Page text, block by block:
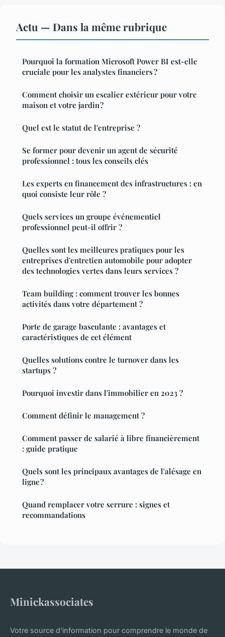
Actu — Dans la même rubrique
Pourquoi la formation Microsoft Power BI est-elle
cruciale pour les analystes financiers ?
Comment choisir un escalier extérieur pour votre
maison et votre jardin ?
Quel est le statut de l'entreprise ?
Se former pour devenir un agent de sécurité
professionnel : tous les conseils clés
Les experts en financement des infrastructures : en
quoi consiste leur rôle ?
Quels services un groupe événementiel
professionnel peut-il offrir ?
Quelles sont les meilleures pratiques pour les
entreprises d'entretien automobile pour adopter
des technologies vertes dans leurs services ?
Team building : comment trouver les bonnes
activités dans votre département ?
Porte de garage basculante : avantages et
caractéristiques de cet élément
Quelles solutions contre le turnover dans les
startups ?
Pourquoi investir dans l'immobilier en 2023 ?
Comment définir le management ?
Comment passer de salarié à libre financièrement
: guide pratique
Quels sont les principaux avantages de l'alésage en
ligne ?
Quand remplacer votre serrure : signes et
recommandations
Minickassociates
Votre source d'information pour comprendre le monde de